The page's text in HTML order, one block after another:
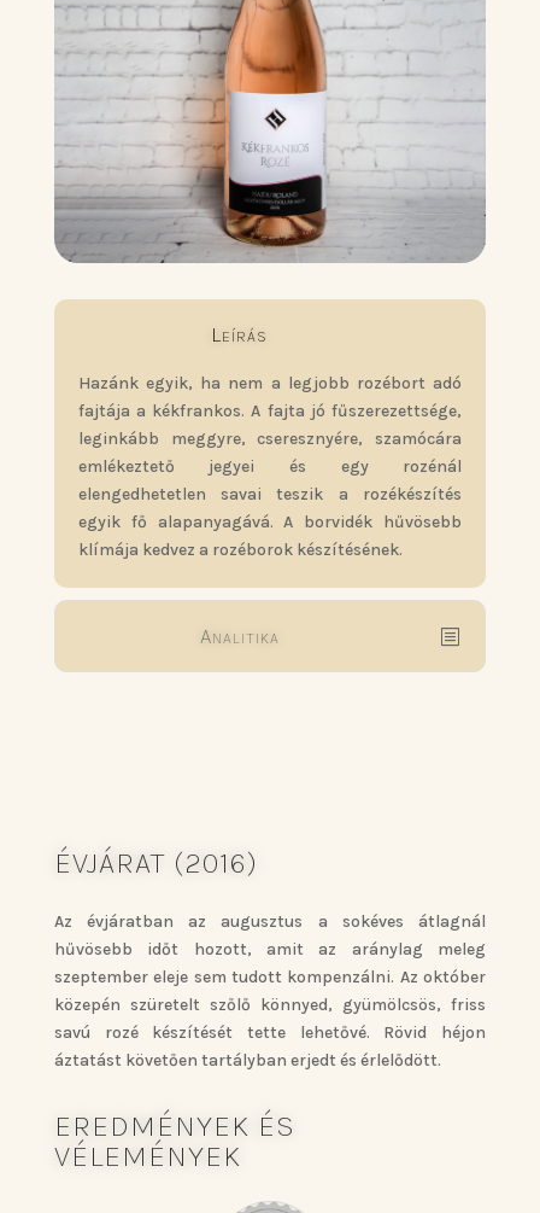
Leírás
Hazánk egyik, ha nem a legjobb rozébort adó
fajtája a kékfrankos. A fajta jó fűszerezettsége,
leginkább meggyre, cseresznyére, szamócára
emlékeztető jegyei és egy rozénál
elengedhetetlen savai teszik a rozékészítés
egyik fő alapanyagává. A borvidék hűvösebb
klímája kedvez a rozéborok készítésének.
Analitika
ÉVJÁRAT (2016)
Az évjáratban az augusztus a sokéves átlagnál
hűvösebb időt hozott, amit az aránylag meleg
szeptember eleje sem tudott kompenzálni. Az október
közepén szüretelt szőlő könnyed, gyümölcsös, friss
savú rozé készítését tette lehetővé. Rövid héjon
áztatást követően tartályban erjedt és érlelődött.
EREDMÉNYEK ÉS
VÉLEMÉNYEK